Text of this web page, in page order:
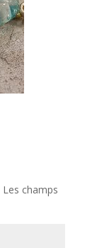
Les champs